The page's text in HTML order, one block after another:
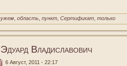
, область, пункт, Сертификат, только
Владиславович
6 Август, 2011 - 22:17